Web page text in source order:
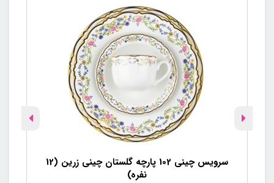
سرویس چینی 102 پارچه گلستان چینی زرین (12
نفره)